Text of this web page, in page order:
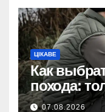
ЦІКАВЕ
Как
похода:
размер
07.08.2026